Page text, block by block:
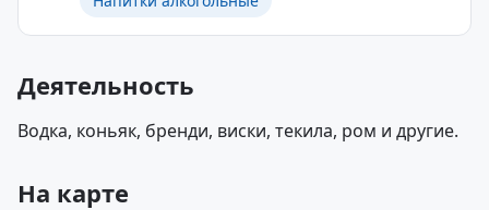
Деятельность
Водка, коньяк, бренди, виски, текила, ром и другие.
На карте